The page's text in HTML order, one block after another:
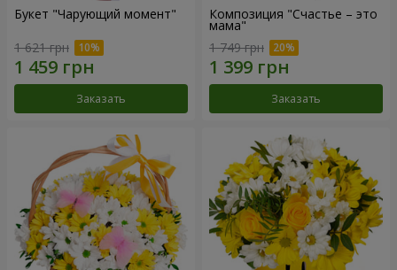
Букет "Чарующий момент"
1 621 грн
Заказать
Композиция "Счастье – это
мама"
1 749 грн
Заказать